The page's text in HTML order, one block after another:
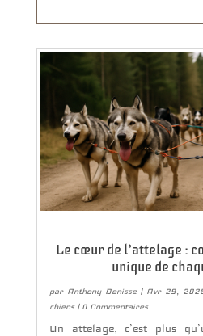
Le cœur de l’attelage :
unique de
par Anthony Denisse| Avr 29,
chiens| 0 Commentaires
Un attelage, c’est plus